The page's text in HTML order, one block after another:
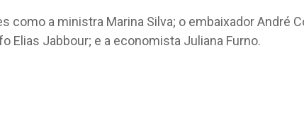
como a ministra Marina Silva; o embaixador André
Elias Jabbour; e a economista Juliana Furno.